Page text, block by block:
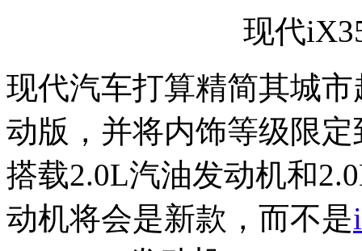
现代
现代汽车打算精简其城
动版，并将内饰等级限
搭载2.0L汽油发动机和
动机将会是新款，而不是